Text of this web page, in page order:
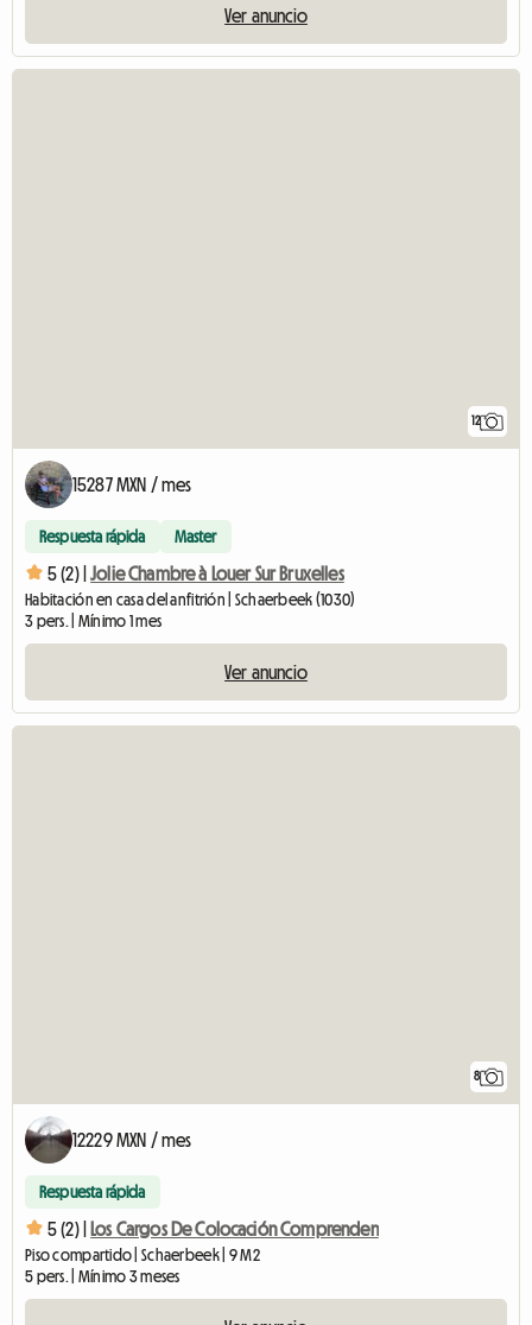
Ver anuncio
12
15287 MXN / mes
Respuesta rápida Master
5 (2) | Jolie Chambre à Louer Sur Bruxelles
Habitación en casa del anfitrión | Schaerbeek (1030)
3 pers. | Mínimo 1 mes
Ver anuncio
8
12229 MXN / mes
Respuesta rápida
5 (2) | Los Cargos De Colocación Comprenden
Piso compartido | Schaerbeek | 9 M2
5 pers. | Mínimo 3 meses